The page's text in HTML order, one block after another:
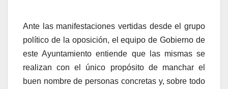
Ante las manifestaciones vertidas desde el grupo
político de la oposición, el equipo de Gobierno de
este Ayuntamiento entiende que las mismas se
realizan con el único propósito de manchar el
buen nombre de personas concretas y, sobre todo